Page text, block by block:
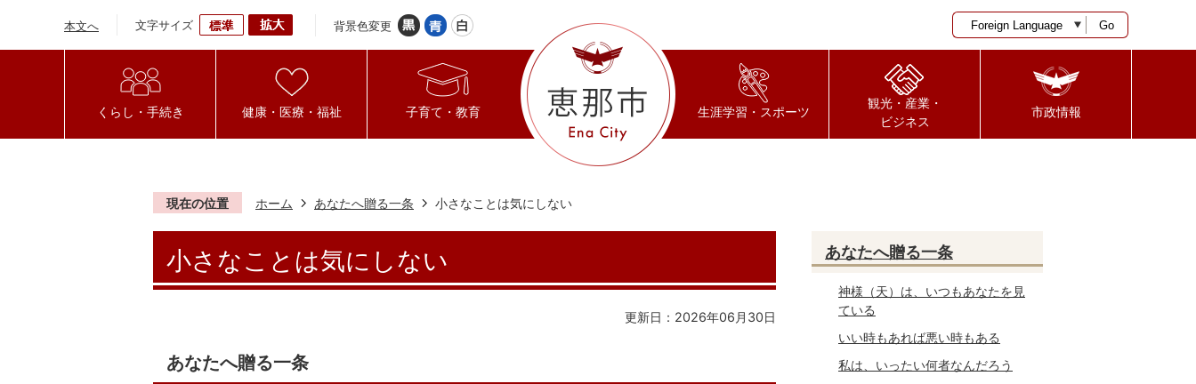
本文へ 文字サイズ 背景色変更 Go
くらし・手続き 健康・医療・福祉 子育て・教育 生涯学習・スポーツ
観光・産業・
ビジネス
市政情報
現在の位置 ホーム あなたへ贈る一条 小さなことは気にしない
小さなことは気にしない
更新日：2026年06月30日
あなたへ贈る一条
あなたへ贈る一条
神様（天）は、いつもあなたを見
ている
いい時もあれば悪い時もある
私は、いったい何者なんだろう